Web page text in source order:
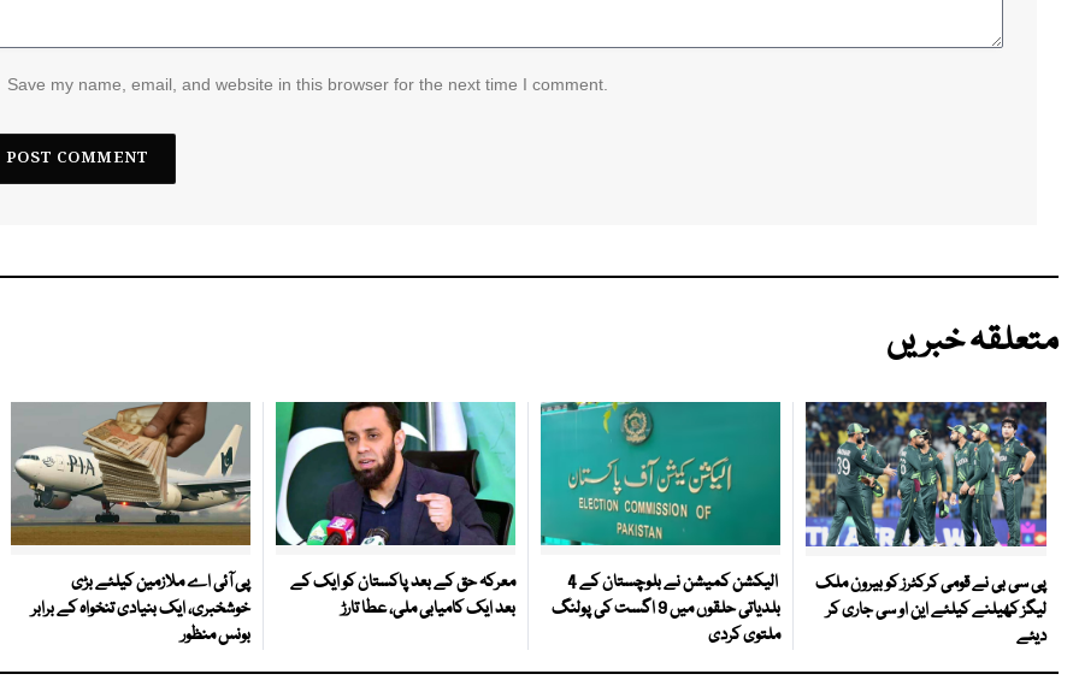
Save my name, email, and website in this browser for the next time I comment.
متعلقہ خبریں
پی سی بی نے قومی کرکٹرز کو بیرون ملک
لیگز کھیلنے کیلئے این او سی جاری کر
دیئے
الیکشن کمیشن نے بلوچستان کے 4
بلدیاتی حلقوں میں 9 اگست کی پولنگ
ملتوی کردی
معرکہ حق کے بعد پاکستان کو ایک کے
بعد ایک کامیابی ملی، عطا تارڑ
پی آئی اے ملازمین کیلئے بڑی
خوشخبری، ایک بنیادی تنخواہ کے برابر
بونس منظور